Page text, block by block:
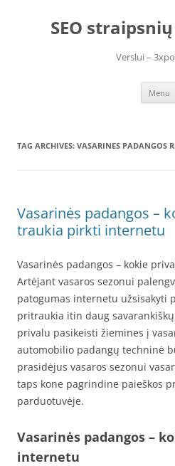
contentSEO
Verslui –
Menu
TAG ARCHIVES: VASARINES PADANGOS
Vasarinės padangos –
traukia pirkti internetu
Vasarinės padangos – kokie
Artėjant vasaros sezonui
patogumas internetu užsisakyti
pritraukia itin daug
privalu pasikeisti žiemines į
automobilio padangų techninė
prasidėjus vasaros sezonui
taps kone pagrindine paieškos
parduotuvėje.
Vasarinės padangos –
internetu